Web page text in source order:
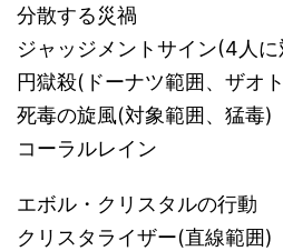
分散する災禍
ジャッジメントサイン(4人
円獄殺(ドーナツ範囲、ザオ
死毒の旋風(対象範囲、猛毒)
コーラルレイン
エボル・クリスタルの行動
クリスタライザー(直線範囲)